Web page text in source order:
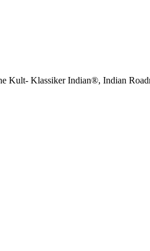
Kult- Klassiker Indian®, Indian